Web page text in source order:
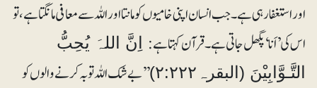
اور استغفار ہی ہے۔ جب انسان اپنی خامیوں کو مانتا اور اللہ سے معافی مانگتا ہے، تو
اس کی ’اَنا‘ پگھل جاتی ہے۔ قرآن کہتا ہے:اِنَّ اللہَ يُحِبُّ
التَّـوَّابِيْنَ (البقرہ۲:۲۲۲)
’’بے شک اللہ توبہ کرنے والوں کو